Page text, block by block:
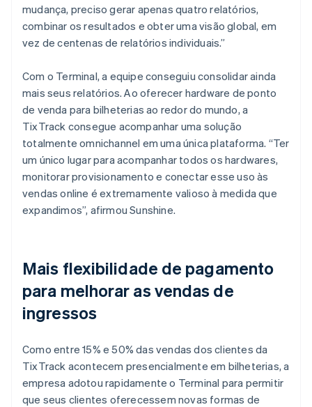
mudança, preciso gerar apenas quatro relatórios,
combinar os resultados e obter uma visão global, em
vez de centenas de relatórios individuais.”
Com o Terminal, a equipe conseguiu consolidar ainda
mais seus relatórios. Ao oferecer hardware de ponto
de venda para bilheterias ao redor do mundo, a
TixTrack consegue acompanhar uma solução
totalmente omnichannel em uma única plataforma. “Ter
um único lugar para acompanhar todos os hardwares,
monitorar provisionamento e conectar esse uso às
vendas online é extremamente valioso à medida que
expandimos”, afirmou Sunshine.
Mais flexibilidade de pagamento
para melhorar as vendas de
ingressos
Como entre 15% e 50% das vendas dos clientes da
TixTrack acontecem presencialmente em bilheterias, a
empresa adotou rapidamente o Terminal para permitir
que seus clientes oferecessem novas formas de